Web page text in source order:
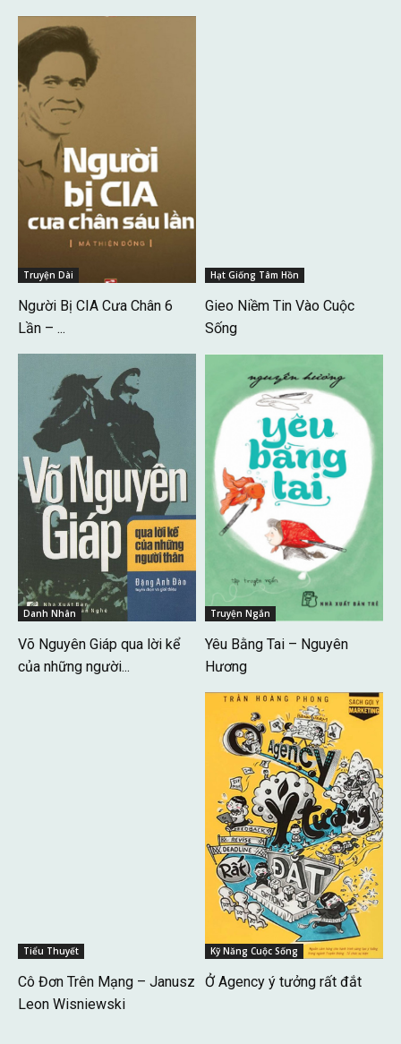
Truyện Dài
Người Bị CIA Cưa Chân 6
Lần – ...
Hạt Giống Tâm Hồn
Gieo Niềm Tin Vào Cuộc
Sống
Danh Nhân
Võ Nguyên Giáp qua lời kể
của những người...
Truyện Ngắn
Yêu Bằng Tai – Nguyên
Hương
Tiểu Thuyết
Cô Đơn Trên Mạng – Janusz
Leon Wisniewski
Kỹ Năng Cuộc Sống
Ở Agency ý tưởng rất đắt